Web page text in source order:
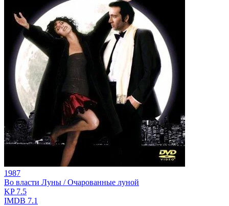
1987
Во власти Луны / Очарованные луной
KP7.5
IMDB 7.1